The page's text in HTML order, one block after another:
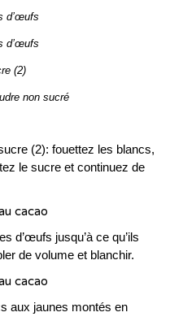
d’œufs
d’œufs
(2)
non sucré
(2): fouettez les blancs,
le sucre et continuez de
d’œufs jusqu’à ce qu’ils
de volume et blanchir.
aux jaunes montés en